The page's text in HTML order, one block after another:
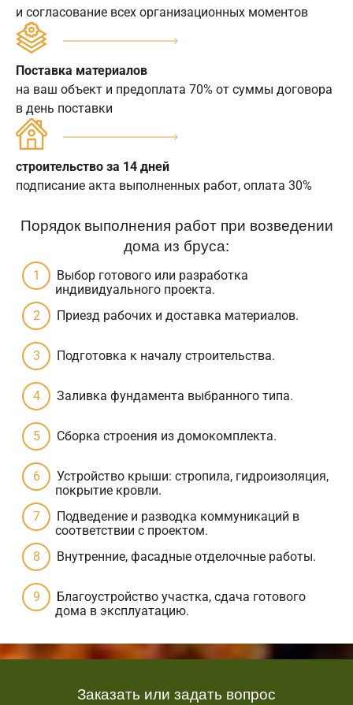
и согласование всех организационных моментов
Поставка материалов
на ваш объект и предоплата 70% от суммы договора
в день поставки
строительство за 14 дней
подписание акта выполненных работ, оплата 30%
Порядок выполнения работ при возведении
дома из бруса:
Выбор готового или разработка
индивидуального проекта.
Приезд рабочих и доставка материалов.
Подготовка к началу строительства.
Заливка фундамента выбранного типа.
Сборка строения из домокомплекта.
Устройство крыши: стропила, гидроизоляция,
покрытие кровли.
Подведение и разводка коммуникаций в
соответствии с проектом.
Внутренние, фасадные отделочные работы.
Благоустройство участка, сдача готового
дома в эксплуатацию.
Заказать или задать вопрос